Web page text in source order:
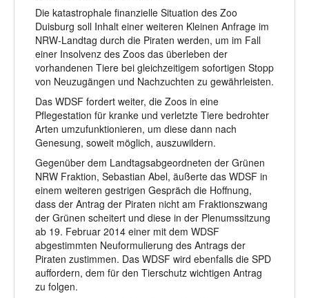
Die katastrophale finanzielle Situation des Zoo
Duisburg soll Inhalt einer weiteren Kleinen Anfrage im
NRW-Landtag durch die Piraten werden, um im Fall
einer Insolvenz des Zoos das überleben der
vorhandenen Tiere bei gleichzeitigem sofortigen Stopp
von Neuzugängen und Nachzuchten zu gewährleisten.
Das WDSF fordert weiter, die Zoos in eine
Pflegestation für kranke und verletzte Tiere bedrohter
Arten umzufunktionieren, um diese dann nach
Genesung, soweit möglich, auszuwildern.
Gegenüber dem Landtagsabgeordneten der Grünen
NRW Fraktion, Sebastian Abel, äußerte das WDSF in
einem weiteren gestrigen Gespräch die Hoffnung,
dass der Antrag der Piraten nicht am Fraktionszwang
der Grünen scheitert und diese in der Plenumssitzung
ab 19. Februar 2014 einer mit dem WDSF
abgestimmten Neuformulierung des Antrags der
Piraten zustimmen. Das WDSF wird ebenfalls die SPD
auffordern, dem für den Tierschutz wichtigen Antrag
zu folgen.